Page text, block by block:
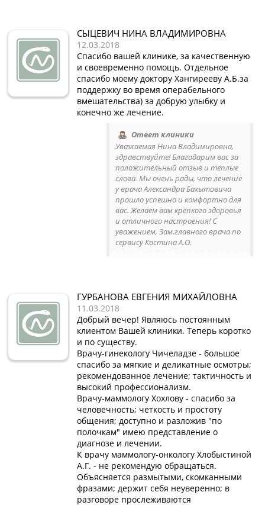
СЫЦЕВИЧ НИНА ВЛАДИМИРОВНА
12.03.2018
Спасибо вашей клинике, за качественную
и своевременно помощь. Отдельное
спасибо моему доктору Хангирееву А.Б.за
поддержку во время операбельного
вмешательства) за добрую улыбку и
конечно же лечение.
Ответ клиники
Уважаемая Нина Владимировна,
здравствуйте! Благодарим вас за
положительный отзыв и теплые
слова. Мы очень рады, что лечение
у врача Александра Бахытовича
прошло успешно и комфортно для
вас. Желаем вам крепкого здоровья
и отличного настроения! С
уважением, Зам.главного врача по
сервису Костина А.О.
ГУРБАНОВА ЕВГЕНИЯ МИХАЙЛОВНА
11.03.2018
Добрый вечер! Являюсь постоянным
клиентом Вашей клиники. Теперь коротко
и по существу.
Врачу-гинекологу Чичеладзе - большое
спасибо за мягкие и деликатные осмотры;
рекомендованное лечение; тактичность и
высокий профессионализм.
Врачу-маммологу Хохлову - спасибо за
человечность; четкость и простоту
общения; доступно и разложив "по
полочкам" имею представление о
диагнозе и лечении.
К врачу маммологу-онкологу Хлобыстиной
А.Г. - не рекомендую обращаться.
Объясняется размытыми, скомканными
фразами; держит себя неуверенно; в
разговоре прослеживаются